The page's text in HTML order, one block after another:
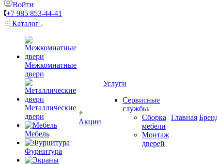
Войти
+7 985 853-44-41
Каталог
Межкомнатные
двери
Металлические
двери
Мебель
Фурнитура
Акции
Услуги
Сервисные
службы
Сборка
мебели
Монтаж
дверей
Главная